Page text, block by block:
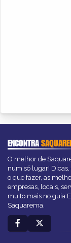
ENCONTRA
O melhor de
num só lugar! Dicas,
o que fazer, as
empresas, locais,
muito mais no guia
Saquarema.